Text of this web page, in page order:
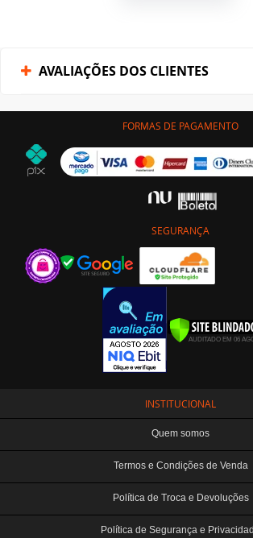
AVALIAÇÕES DOS CLIENTES
FORMAS DE PAGAMENTO
SEGURANÇA
INSTITUCIONAL
Quem somos
Termos e Condições de Venda
Política de Troca e Devoluções
Política de Segurança e